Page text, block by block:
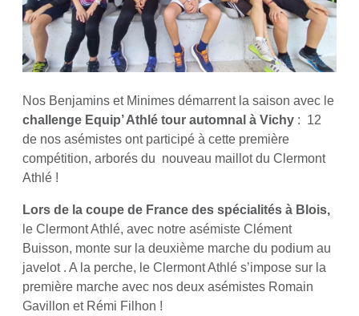
Nos Benjamins et Minimes démarrent la saison avec le
challenge Equip’ Athlé tour automnal à Vichy : 12
de nos asémistes ont participé à cette première
compétition, arborés du nouveau maillot du Clermont
Athlé !
Lors de la coupe de France des spécialités à Blois,
le Clermont Athlé, avec notre asémiste Clément
Buisson, monte sur la deuxième marche du podium au
javelot . A la perche, le Clermont Athlé s’impose sur la
première marche avec nos deux asémistes Romain
Gavillon et Rémi Filhon !